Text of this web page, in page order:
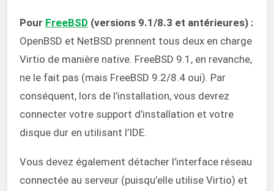
Pour FreeBSD (versions 9.1/8.3 et antérieures) :
OpenBSD et NetBSD prennent tous deux en charge
Virtio de manière native. FreeBSD 9.1, en revanche,
ne le fait pas (mais FreeBSD 9.2/8.4 oui). Par
conséquent, lors de l’installation, vous devrez
connecter votre support d’installation et votre
disque dur en utilisant l’IDE.
Vous devez également détacher l’interface réseau
connectée au serveur (puisqu’elle utilise Virtio) et